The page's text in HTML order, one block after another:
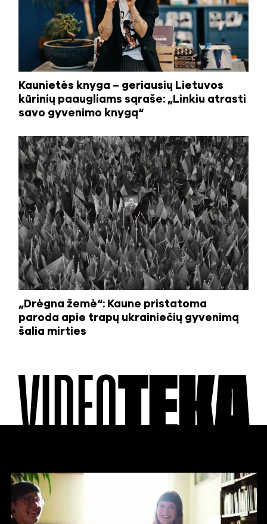
Kaunietės knyga – geriausių Lietuvos
kūrinių paaugliams sąraše: „Linkiu atrasti
savo gyvenimo knygą“
„Drėgna žemė“: Kaune pristatoma
paroda apie trapų ukrainiečių gyvenimą
šalia mirties
VIDEOTEKA